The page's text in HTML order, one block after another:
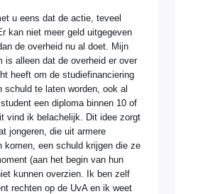
u eens dat de actie, teveel
kan niet meer geld uitgegeven
de overheid nu al doet. Mijn
is alleen dat de overheid er over
heeft om de studiefinanciering
schuld te laten worden, ook al
een diploma binnen 10 of
vind ik belachelijk. Dit idee zorgt
jongeren, die uit armere
komen, een schuld krijgen die ze
(aan het begin van hun
kunnen overzien. Ik ben zelf
rechten op de UvA en ik weet